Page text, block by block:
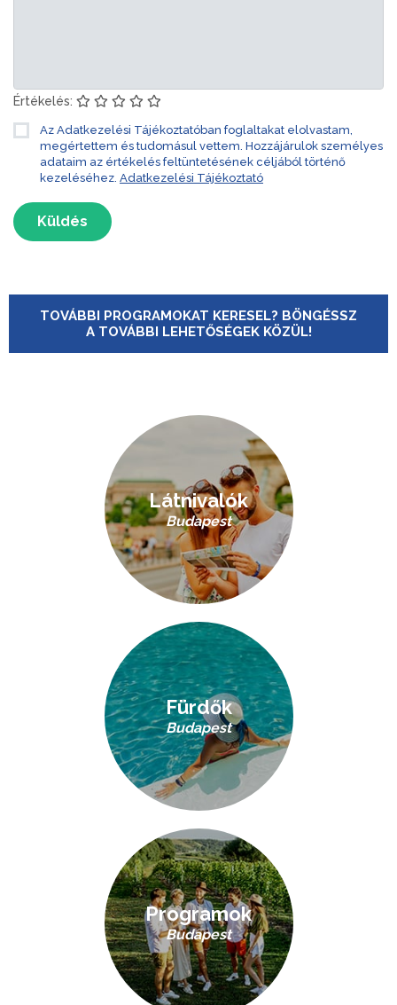
Értékelés:
Az Adatkezelési Tájékoztatóban foglaltakat elolvastam,
megértettem és tudomásul vettem. Hozzájárulok személyes
adataim az értékelés feltüntetésének céljából történő
kezeléséhez. Adatkezelési Tájékoztató
Küldés
TOVÁBBI PROGRAMOKAT KERESEL? BÖNGÉSSZ
A TOVÁBBI LEHETŐSÉGEK KÖZÜL!
Látnivalók
Budapest
Fürdők
Budapest
Programok
Budapest